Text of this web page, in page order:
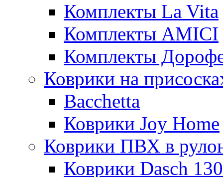
Комплекты La Vita
Комплекты AMICI
Комплекты
Коврики на
Bacchetta
Коврики Joy Home
Коврики ПВХ в
Коврики Dasch